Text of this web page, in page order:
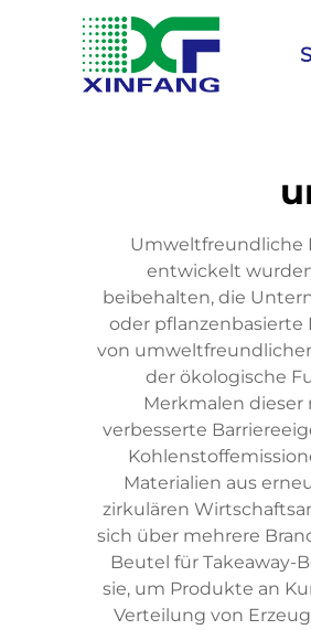
Umweltfreundliche
entwickelt
beibehalten, die
oder
von
der ökologische
Merkmalen
verbesserte
Materialien aus
zirkulären
sich über mehrere
Beutel für Takeaway-
sie, um Produkte an
Verteilung von